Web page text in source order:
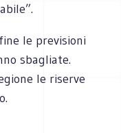
le previsioni
sbagliate.
le riserve